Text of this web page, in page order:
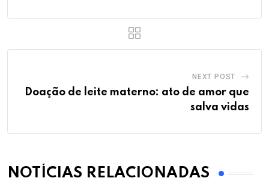
NEXT POST
Doação de leite materno: ato de amor que
salva vidas
NOTÍCIAS RELACIONADAS